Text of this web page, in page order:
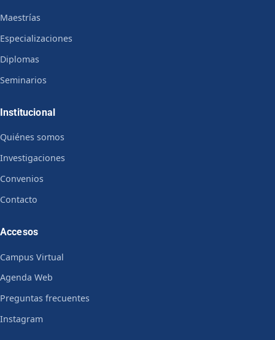
Maestrías
Especializaciones
Diplomas
Seminarios
Institucional
Quiénes somos
Investigaciones
Convenios
Contacto
Accesos
Campus Virtual
Agenda Web
Preguntas frecuentes
Instagram